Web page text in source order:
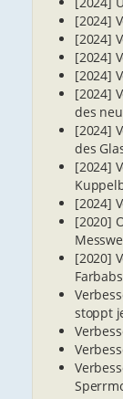
[2024]
[2024]
[2024]
[2024]
[2024]
des
[2024]
des
[2024]
[2024]
[2020]
[2020]
stoppt